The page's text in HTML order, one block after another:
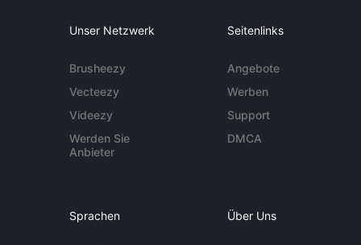
Unser Netzwerk
Brusheezy
Vecteezy
Videezy
Werden Sie
Anbieter
Seitenlinks
Angebote
Werben
Support
DMCA
Sprachen Über Uns